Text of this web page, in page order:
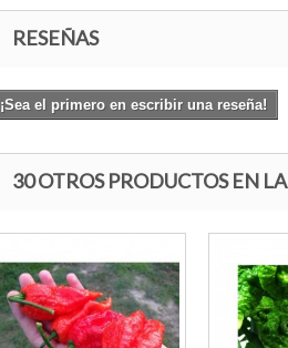
RESEÑAS
¡Sea el primero en escribir una reseña!
30 OTROS PRODUCTOS EN